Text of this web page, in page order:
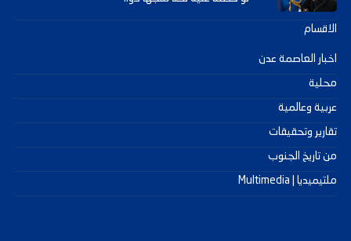
الاقسام
اخبار العاصمة عدن
محلية
عربية وعالمية
تقارير وتحقيقات
من تاريخ الجنوب
ملتيميديا | Multimedia